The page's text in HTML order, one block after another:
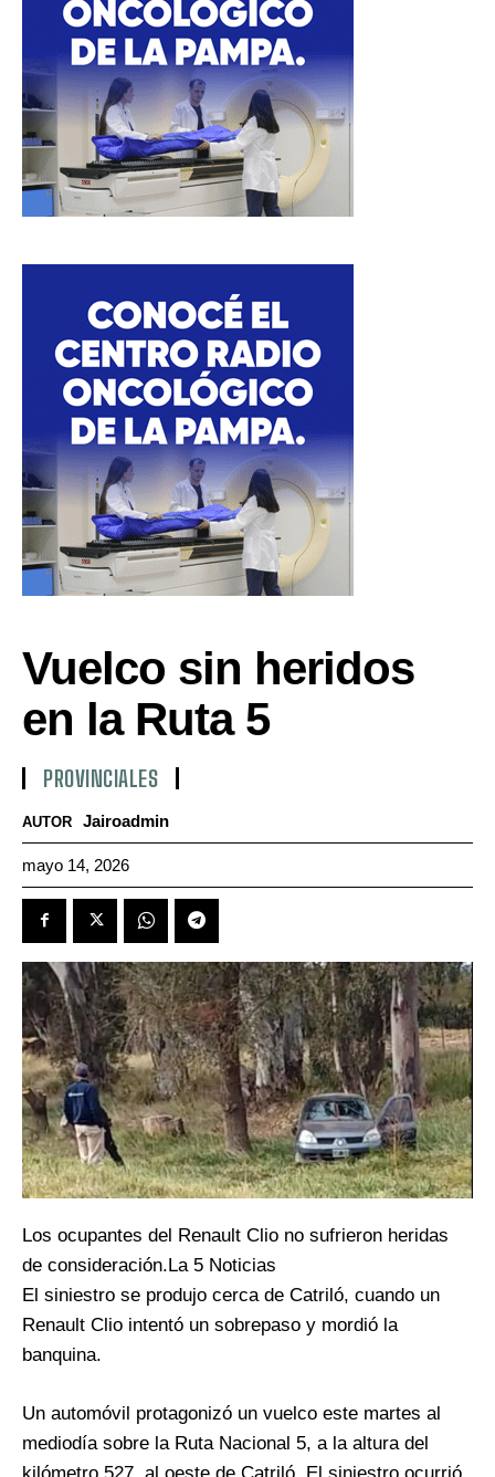
Vuelco sin heridos
en la Ruta 5
PROVINCIALES
AUTOR Jairoadmin
mayo 14, 2026
Los ocupantes del Renault Clio no sufrieron heridas
de consideración.La 5 Noticias
El siniestro se produjo cerca de Catriló, cuando un
Renault Clio intentó un sobrepaso y mordió la
banquina.
Un automóvil protagonizó un vuelco este martes al
mediodía sobre la Ruta Nacional 5, a la altura del